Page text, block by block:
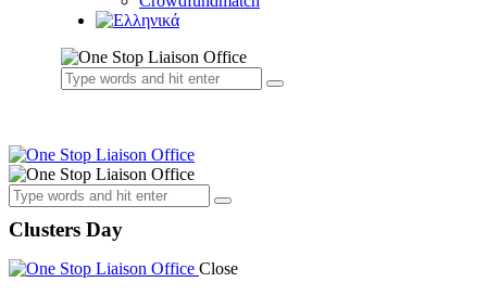
Clusters Day
Close